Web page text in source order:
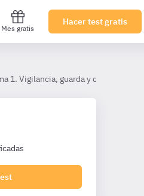
Mes gratis
Hacer test gratis
1. Vigilancia, guarda y custodia de